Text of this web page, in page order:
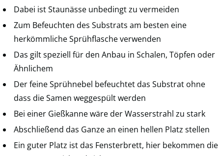
Dabei ist Staunässe unbedingt zu vermeiden
Zum Befeuchten des Substrats am besten eine
herkömmliche Sprühflasche verwenden
Das gilt speziell für den Anbau in Schalen, Töpfen oder
Ähnlichem
Der feine Sprühnebel befeuchtet das Substrat ohne
dass die Samen weggespült werden
Bei einer Gießkanne wäre der Wasserstrahl zu stark
Abschließend das Ganze an einen hellen Platz stellen
Ein guter Platz ist das Fensterbrett, hier bekommen die